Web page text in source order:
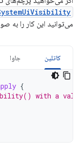
می‌توانید این کار را به
کاتلین جاوا
{
with a